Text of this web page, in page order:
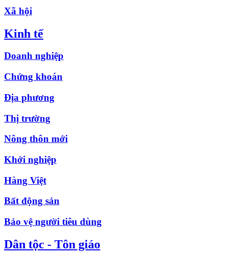
Xã hội
Kinh tế
Doanh nghiệp
Chứng khoán
Địa phương
Thị trường
Nông thôn mới
Khởi nghiệp
Hàng Việt
Bất động sản
Bảo vệ người tiêu dùng
Dân tộc - Tôn giáo